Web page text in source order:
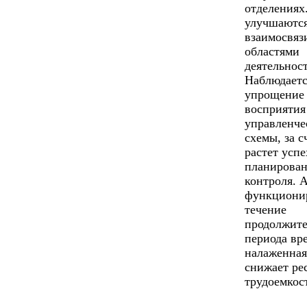
областями
упрощение
схемы, за
растет
контроля.
течение
периода
снижает